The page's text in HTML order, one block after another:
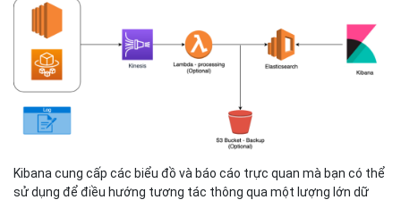
Kibana cung cấp các biểu đồ và báo cáo trực quan mà bạn có thể
sử dụng để điều hướng tương tác thông qua một lượng lớn dữ